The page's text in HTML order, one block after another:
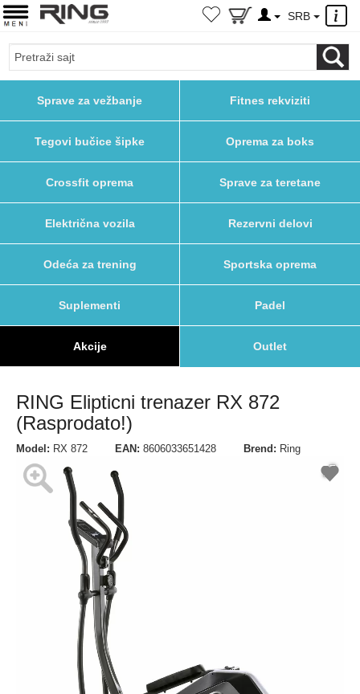
×
SRB
Sprave za vežbanje Fitnes rekviziti
Tegovi bučice šipke Oprema za boks
Crossfit oprema Sprave za teretane
Električna vozila Rezervni delovi
Odeća za trening Sportska oprema
Suplementi Padel
Akcije Outlet
RING Elipticni trenazer RX 872
(Rasprodato!)
Model: RX 872 EAN: 8606033651428 Brend: Ring